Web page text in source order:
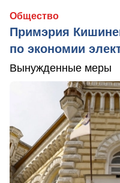
Общество
Примэрия
по экономии
Вынужденные меры